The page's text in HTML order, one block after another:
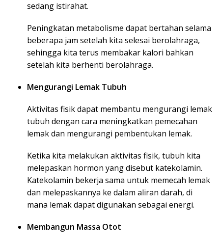
sedang istirahat.
Peningkatan metabolisme dapat bertahan selama
beberapa jam setelah kita selesai berolahraga,
sehingga kita terus membakar kalori bahkan
setelah kita berhenti berolahraga.
Mengurangi Lemak Tubuh
Aktivitas fisik dapat membantu mengurangi lemak
tubuh dengan cara meningkatkan pemecahan
lemak dan mengurangi pembentukan lemak.
Ketika kita melakukan aktivitas fisik, tubuh kita
melepaskan hormon yang disebut katekolamin.
Katekolamin bekerja sama untuk memecah lemak
dan melepaskannya ke dalam aliran darah, di
mana lemak dapat digunakan sebagai energi.
Membangun Massa Otot